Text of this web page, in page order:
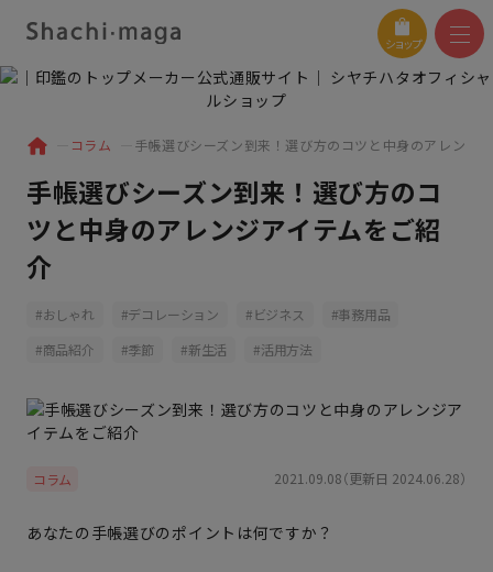
ショップ
コラム 手帳選びシーズン到来！選び方のコツと中身のアレンジ
手帳選びシーズン到来！選び方のコ
ツと中身のアレンジアイテムをご紹
介
おしゃれ デコレーション ビジネス
事務用品
商品紹介
季節 新生活 活用方法
コラム 2021.09.08（更新日 2024.06.28）
あなたの手帳選びのポイントは何ですか？